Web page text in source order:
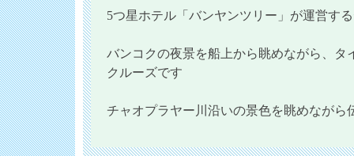
5つ星ホテル「バンヤンツリー」が運営す
バンコクの夜景を船上から眺めながら、
クルーズです
チャオプラヤー川沿いの景色を眺めなが